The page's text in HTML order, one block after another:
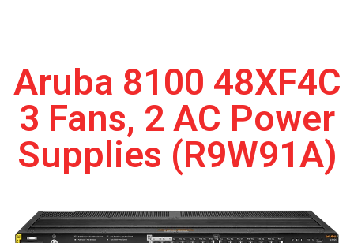
Aruba 8100 48XF4C
3 Fans, 2 AC Power
Supplies (R9W91A)